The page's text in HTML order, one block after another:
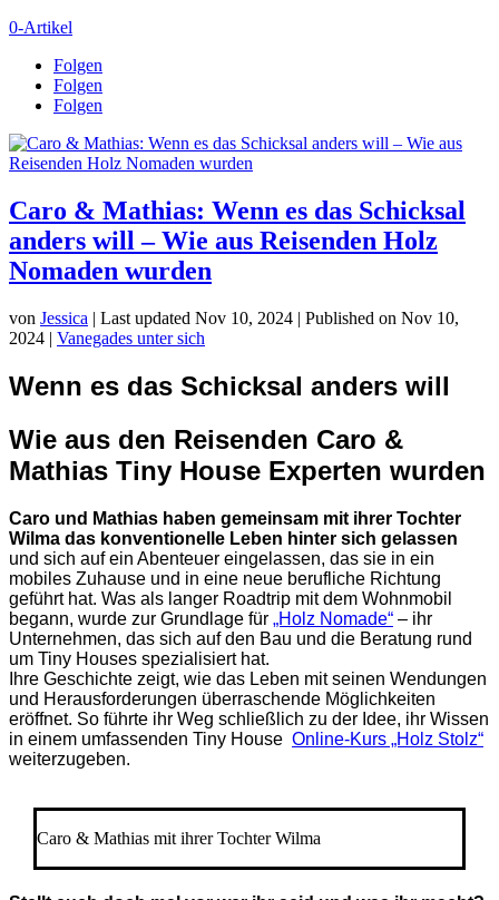
0-Artikel
Folgen
Folgen
Folgen
Caro & Mathias: Wenn es das Schicksal
anders will – Wie aus Reisenden Holz
Nomaden wurden
von Jessica | Last updated Nov 10, 2024 | Published on Nov 10,
2024 | Vanegades unter sich
Wenn es das Schicksal anders will
Wie aus den Reisenden Caro &
Mathias Tiny House Experten wurden
Caro und Mathias haben gemeinsam mit ihrer Tochter
Wilma das konventionelle Leben hinter sich gelassen
und sich auf ein Abenteuer eingelassen, das sie in ein
mobiles Zuhause und in eine neue berufliche Richtung
geführt hat. Was als langer Roadtrip mit dem Wohnmobil
begann, wurde zur Grundlage für „Holz Nomade“ – ihr
Unternehmen, das sich auf den Bau und die Beratung rund
um Tiny Houses spezialisiert hat.
Ihre Geschichte zeigt, wie das Leben mit seinen Wendungen
und Herausforderungen überraschende Möglichkeiten
eröffnet. So führte ihr Weg schließlich zu der Idee, ihr Wissen
in einem umfassenden Tiny House Online-Kurs „Holz Stolz“
weiterzugeben.
Caro & Mathias mit ihrer Tochter Wilma